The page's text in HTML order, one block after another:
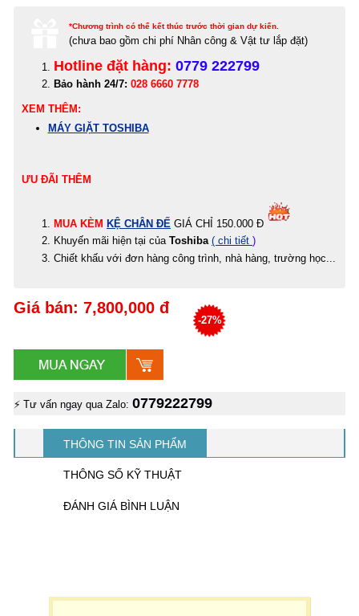
*Chương trình có thể kết thúc trước thời gian dự kiến.
(chưa bao gồm chi phí Nhân công & Vật tư lắp đặt)
Hotline đặt hàng: 0779 222799
Bảo hành 24/7: 028 6660 7778
XEM THÊM:
MÁY GIẶT TOSHIBA
ƯU ĐÃI THÊM
MUA KÈM KỆ CHÂN ĐẾ GIÁ CHỈ 150.000 Đ
Khuyến mãi hiện tại của Toshiba ( chi tiết )
Chiết khấu với đơn hàng công trình, nhà hàng, trường học...
Giá bán: 7,800,000 đ
-27%
⚡ Tư vấn ngay qua Zalo: 0779222799
THÔNG TIN SẢN PHẨM
THÔNG SỐ KỸ THUẬT
ĐÁNH GIÁ BÌNH LUẬN